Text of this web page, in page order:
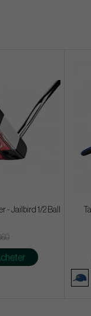
- Jailbird 1/2 Ball